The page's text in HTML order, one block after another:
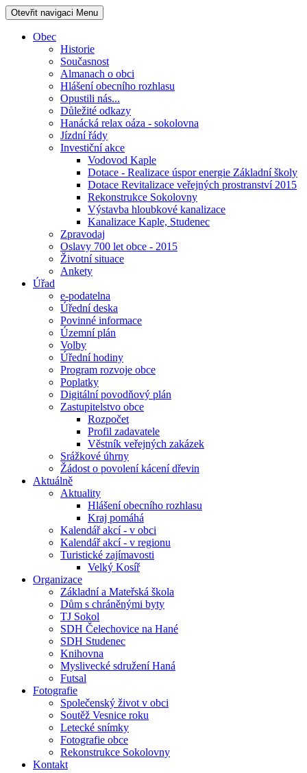
Otevřit navigaci Menu
Obec
Historie
Současnost
Almanach o obci
Hlášení obecního rozhlasu
Opustili nás...
Důležité odkazy
Hanácká relax oáza - sokolovna
Jízdní řády
Investiční akce
Vodovod Kaple
Dotace - Realizace úspor energie Základní školy
Dotace Revitalizace veřejných prostranství 2015
Rekonstrukce Sokolovny
Výstavba hloubkové kanalizace
Kanalizace Kaple, Studenec
Zpravodaj
Oslavy 700 let obce - 2015
Životní situace
Ankety
Úřad
e-podatelna
Úřední deska
Povinné informace
Územní plán
Volby
Úřední hodiny
Program rozvoje obce
Poplatky
Digitální povodňový plán
Zastupitelstvo obce
Rozpočet
Profil zadavatele
Věstník veřejných zakázek
Srážkové úhrny
Žádost o povolení kácení dřevin
Aktuálně
Aktuality
Hlášení obecního rozhlasu
Kraj pomáhá
Kalendář akcí - v obci
Kalendář akcí - v regionu
Turistické zajímavosti
Velký Kosíř
Organizace
Základní a Mateřská škola
Dům s chráněnými byty
TJ Sokol
SDH Čelechovice na Hané
SDH Studenec
Knihovna
Myslivecké sdružení Haná
Futsal
Fotografie
Společenský život v obci
Soutěž Vesnice roku
Letecké snímky
Fotografie obce
Rekonstrukce Sokolovny
Kontakt